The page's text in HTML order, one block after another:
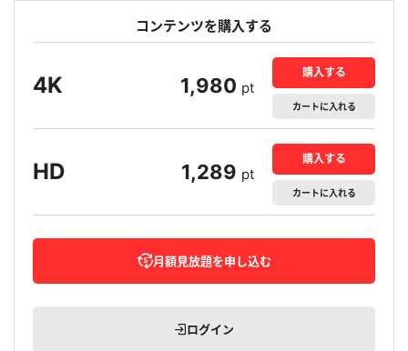
コンテンツを購入する
4K 1,980 pt
購入する
カートに入れる
HD 1,289 pt
購入する
カートに入れる
月額見放題を申し込む
ログイン